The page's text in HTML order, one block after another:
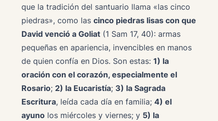
que la tradición del santuario llama «las cinco
piedras», como las cinco piedras lisas con que
David venció a Goliat(1 Sam 17, 40): armas
pequeñas en apariencia, invencibles en manos
de quien confía en Dios. Son estas: 1) la
oración con el corazón, especialmente el
Rosario; 2) la Eucaristía; 3) la Sagrada
Escritura, leída cada día en familia; 4) el
ayunolos miércoles y viernes; y 5) la